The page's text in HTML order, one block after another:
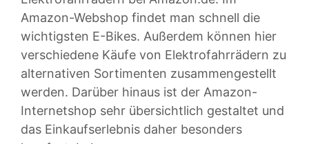
Amazon-Webshop findet man schnell die
wichtigsten E-Bikes. Außerdem können hier
verschiedene Käufe von Elektrofahrrädern zu
alternativen Sortimenten zusammengestellt
werden. Darüber hinaus ist der Amazon-
Internetshop sehr übersichtlich gestaltet und
das Einkaufserlebnis daher besonders